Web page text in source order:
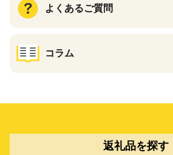
よくあるご質問
コラム
返礼品を探す